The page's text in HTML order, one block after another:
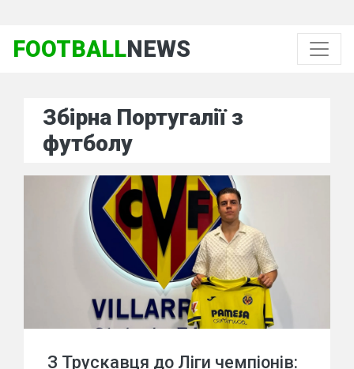
FOOTBALLNEWS
Збірна Португалії з
футболу
З Трускавця до Ліги чемпіонів: